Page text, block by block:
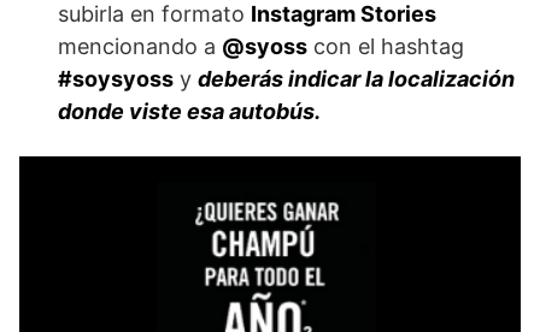
subirla en formato Instagram Stories
mencionando a @syoss con el hashtag
#soysyoss y deberás indicar la localización
donde viste esa autobús.